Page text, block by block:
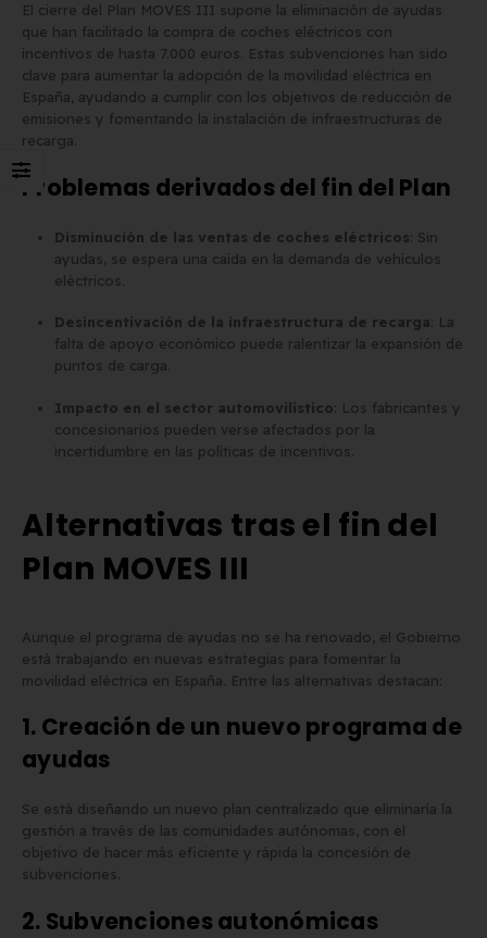
El cierre del Plan MOVES III supone la eliminación de ayudas
que han facilitado la compra de coches eléctricos con
incentivos de hasta 7.000 euros. Estas subvenciones han sido
clave para aumentar la adopción de la movilidad eléctrica en
España, ayudando a cumplir con los objetivos de reducción de
emisiones y fomentando la instalación de infraestructuras de
recarga.
Problemas derivados del fin del Plan
Disminución de las ventas de coches eléctricos : Sin
ayudas, se espera una caída en la demanda de vehículos
eléctricos.
Desincentivación de la infraestructura de recarga : La
falta de apoyo económico puede ralentizar la expansión de
puntos de carga.
Impacto en el sector automovilístico : Los fabricantes y
concesionarios pueden verse afectados por la
incertidumbre en las políticas de incentivos.
Alternativas tras el fin del
Plan MOVES III
Aunque el programa de ayudas no se ha renovado, el Gobierno
está trabajando en nuevas estrategias para fomentar la
movilidad eléctrica en España. Entre las alternativas destacan:
1. Creación de un nuevo programa de
ayudas
Se está diseñando un nuevo plan centralizado que eliminaría la
gestión a través de las comunidades autónomas, con el
objetivo de hacer más eficiente y rápida la concesión de
subvenciones.
2. Subvenciones autonómicas